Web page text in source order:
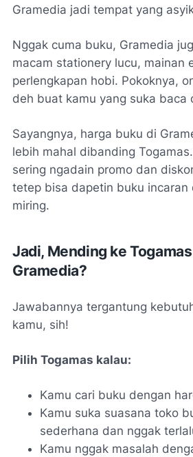
Gramedia jadi tempat yang
Nggak cuma buku, Gramedia
macam stationery lucu, mainan
perlengkapan hobi. Pokoknya,
deh buat kamu yang suka baca
Sayangnya, harga buku di
lebih mahal dibanding
sering ngadain promo dan
tetep bisa dapetin buku incaran
miring.
Jadi, Mending ke
Gramedia?
Jawabannya tergantung
kamu, sih!
Pilih Togamas kalau:
Kamu cari buku dengan
Kamu suka suasana toko
sederhana dan nggak
Kamu nggak masalah